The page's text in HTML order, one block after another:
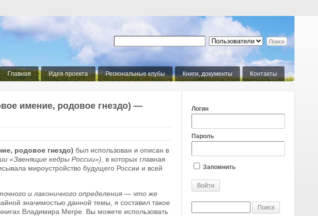
Главная Идея проекта Региональные клубы Книги, документы Контакты
имение, родовое гнездо) —
родовое гнездо) был использован и описан в
«Звенящие кедры России») , в которых главная
мироустройство будущего России и всей
и лаконичного определения — что же
значимостью данной темы, я составил такое
Владимира Мегре. Вы можете использовать
Логин
Пароль
Запомнить